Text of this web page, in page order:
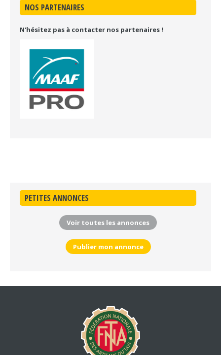
NOS PARTENAIRES
N'hésitez pas à contacter nos partenaires !
PETITES ANNONCES
Voir toutes les annonces
Publier mon annonce